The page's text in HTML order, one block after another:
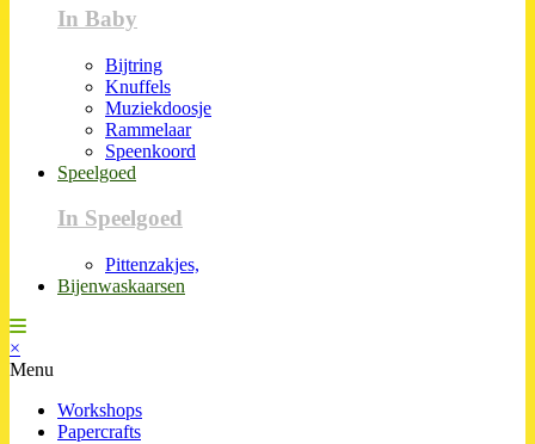
In Baby
Bijtring
Knuffels
Muziekdoosje
Rammelaar
Speenkoord
Speelgoed
In Speelgoed
Pittenzakjes,
Bijenwaskaarsen
×
Menu
Workshops
Papercrafts